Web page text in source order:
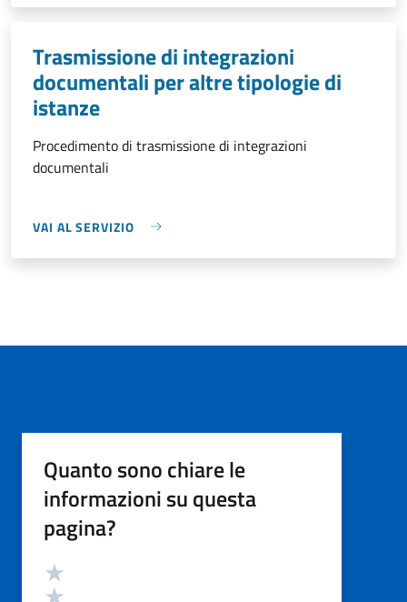
Trasmissione di integrazioni
documentali per altre tipologie di
istanze
Procedimento di trasmissione di integrazioni
documentali
VAI AL SERVIZIO
Quanto sono chiare le
informazioni su questa
pagina?
Valutazione